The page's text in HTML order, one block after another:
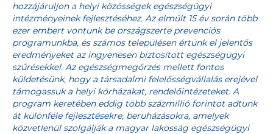
hozzájáruljon a helyi közösségek egészségügyi
intézményeinek fejlesztéséhez. Az elmúlt 15 év során több
ezer embert vontunk be országszerte prevenciós
programunkba, és számos településen értünk el jelentős
eredményeket az ingyenesen biztosított egészségügyi
szűrésekkel. Az egészségmegőrzés mellett fontos
küldetésünk, hogy a társadalmi felelősségvállalás erejével
támogassuk a helyi kórházakat, rendelőintézeteket. A
program keretében eddig több százmillió forintot adtunk
át különféle fejlesztésekre, beruházásokra, amelyek
közvetlenül szolgálják a magyar lakosság egészségügyi